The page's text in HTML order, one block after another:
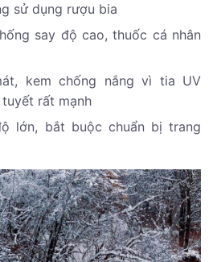
sử dụng rượu bia
say độ cao, thuốc cá nhân
kem chống nắng vì tia UV
rất mạnh
lớn, bắt buộc chuẩn bị trang